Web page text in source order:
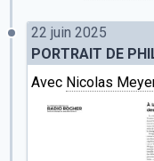
22 juin 2025
PORTRAIT DE
Avec Nicolas